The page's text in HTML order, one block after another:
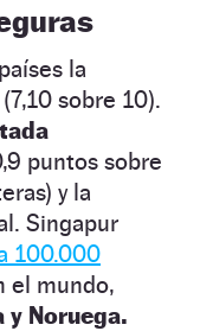
la
(7,10 sobre 10).
puntos sobre
y la
Singapur
100.000
el mundo,
y Noruega.